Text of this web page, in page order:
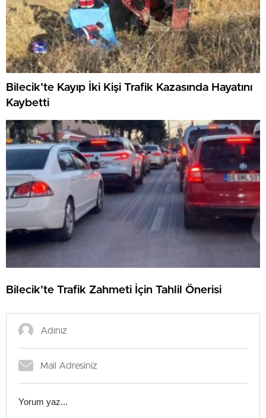
Bilecik’te Kayıp İki Kişi Trafik Kazasında Hayatını
Kaybetti
Bilecik’te Trafik Zahmeti İçin Tahlil Önerisi